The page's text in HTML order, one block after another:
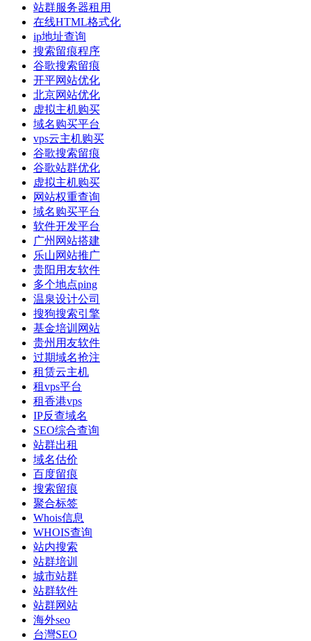
站群服务器租用
在线HTML格式化
ip地址查询
搜索留痕程序
谷歌搜索留痕
开平网站优化
北京网站优化
虚拟主机购买
域名购买平台
vps云主机购买
谷歌搜索留痕
谷歌站群优化
虚拟主机购买
网站权重查询
域名购买平台
软件开发平台
广州网站搭建
乐山网站推广
贵阳用友软件
多个地点ping
温泉设计公司
搜狗搜索引擎
基金培训网站
贵州用友软件
过期域名抢注
租赁云主机
租vps平台
租香港vps
IP反查域名
SEO综合查询
站群出租
域名估价
百度留痕
搜索留痕
聚合标签
Whois信息
WHOIS查询
站内搜索
站群培训
城市站群
站群软件
站群网站
海外seo
台灣SEO